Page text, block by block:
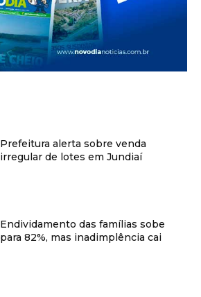
Prefeitura alerta sobre venda
irregular de lotes em Jundiaí
Endividamento das famílias sobe
para 82%, mas inadimplência cai